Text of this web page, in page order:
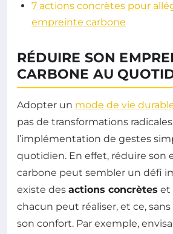
7 actions concrètes pour
empreinte carbone
RÉDUIRE SON
CARBONE AU
Adopter un mode de vie
pas de transformations
l’implémentation de gestes
quotidien. En effet, réduire son
carbone peut sembler un défi
existe des actions concrètes et
chacun peut réaliser, et ce,
son confort. Par exemple,